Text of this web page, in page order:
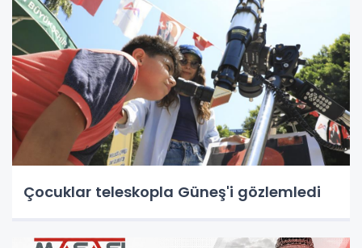
Çocuklar teleskopla Güneş'i gözlemledi